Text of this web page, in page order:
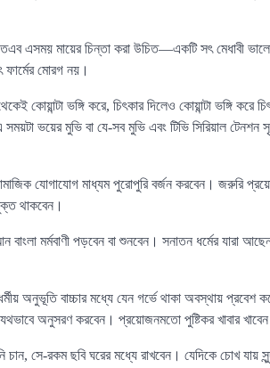
এসময় মায়ের চিন্তা করা উচিত—একটি সৎ মেধাবী
মোরগ নয়।
কোয়ান্টা ভঙ্গি করে, চিৎকার দিলেও কোয়ান্টা ভঙ্গি করে
ভয়ের মুভি বা যে-সব মুভি এবং টিভি সিরিয়াল টেনশন
যোগাযোগ মাধ্যম পুরোপুরি বর্জন করবেন। জরুরি
থাকবেন।
মর্মবাণী পড়বেন বা শুনবেন। সনাতন ধর্মের যারা
অনুভূতি বাচ্চার মধ্যে যেন গর্ভে থাকা অবস্থায় প্রবেশ
অনুসরণ করবেন। প্রয়োজনমতো পুষ্টিকর খাবার
চান, সে-রকম ছবি ঘরের মধ্যে রাখবেন। যেদিকে চোখ যায়